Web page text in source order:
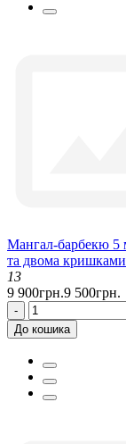
Мангал-барбекю 5
та двома кришками
13
9 900грн.9 500грн.
-
До кошика